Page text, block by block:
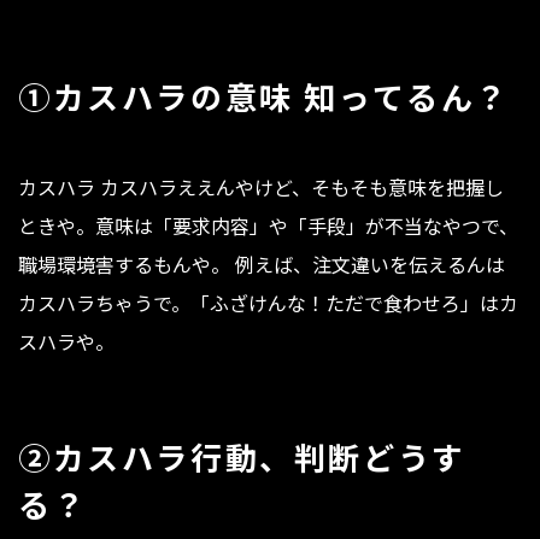
①カスハラの意味 知ってるん？
カスハラ カスハラええんやけど、そもそも意味を把握し
ときや。意味は「要求内容」や「手段」が不当なやつで、
職場環境害するもんや。 例えば、注文違いを伝えるんは
カスハラちゃうで。「ふざけんな！ただで食わせろ」はカ
スハラや。
②カスハラ行動、判断どうす
る？